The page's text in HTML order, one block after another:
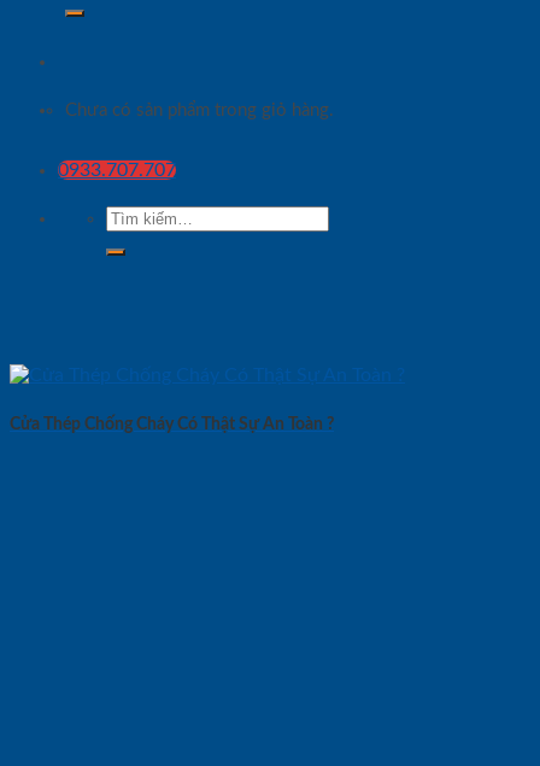
Chưa có sản phẩm trong giỏ hàng.
0933.707.707
Tìm
kiếm:
Cửa Thép Chống Cháy Có Thật Sự An Toàn ?